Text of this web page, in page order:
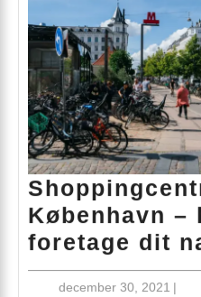
København –
foretage dit
december 30, 2021 |